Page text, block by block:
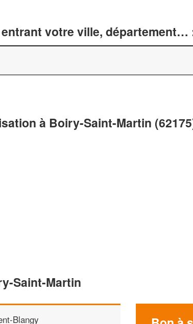
votre ville, département…
à Boiry-Saint-Martin
Saint-Martin
Blangy